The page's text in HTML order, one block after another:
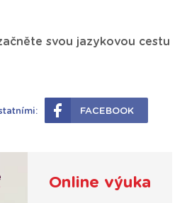
svou jazykovou cestu
FACEBOOK
Online výuka